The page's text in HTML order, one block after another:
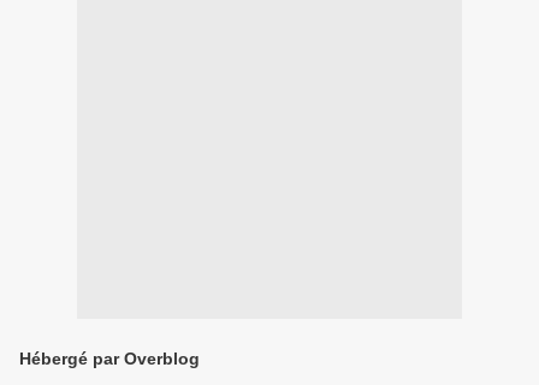
Hébergé par Overblog